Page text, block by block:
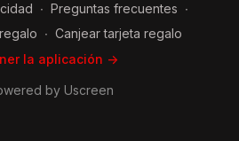
∙ Preguntas frecuentes ∙
∙ Canjear tarjeta regalo
la aplicación ->
by Uscreen